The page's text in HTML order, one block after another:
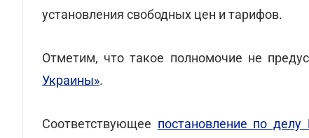
установления свободных цен и тарифов.
Отметим, что такое полномочие не
Украины».
Соответствующее постановление по